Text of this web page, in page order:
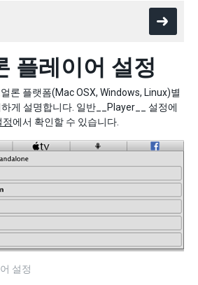
플레이어 설정
론 플랫폼(Mac OSX, Windows, Linux)별
게 설명합니다. 일반__Player__ 설정에
정에서 확인할 수 있습니다.
설정